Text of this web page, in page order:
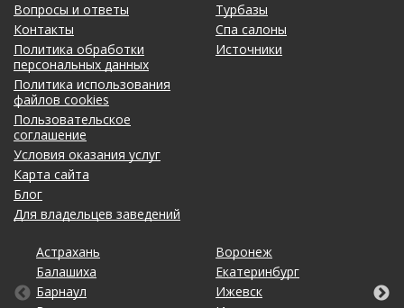
Вопросы и ответы
Контакты
Политика обработки
персональных данных
Политика использования
файлов cookies
Пользовательское
соглашение
Условия оказания услуг
Карта сайта
Блог
Для владельцев заведений
Турбазы
Спа салоны
Источники
Астрахань
Балашиха
Барнаул
Воронеж
Екатеринбург
Ижевск
Калининград
Кемерово
Киров
Липецк
Махачкала
Набережные Челны
Омск
Оренбург
Пенза
Рязань
Самара
Санкт-Петербург
Тольятти
Томск
Тула
Уфа
Хабаровск
Чебоксары